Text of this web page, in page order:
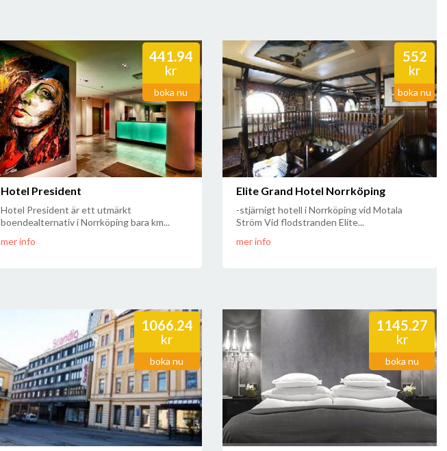
441.94
kr
boka nu
Hotel President
Hotel President är ett utmärkt
boendealternativ i Norrköping bara km...
mer info
552
kr
boka nu
Elite Grand Hotel Norrköping
-stjärnigt hotell i Norrköping vid Motala
Ström Vid flodstranden Elite...
mer info
1066.24
kr
boka nu
1145.27
kr
boka nu